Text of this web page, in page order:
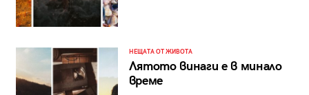
НЕЩАТА ОТ ЖИВОТА
Лятото винаги е в минало
време